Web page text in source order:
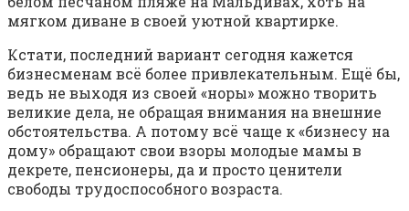
мягком диване в своей уютной квартирке.
Кстати, последний вариант сегодня кажется
бизнесменам всё более привлекательным. Ещё бы,
ведь не выходя из своей «норы» можно творить
великие дела, не обращая внимания на внешние
обстоятельства. А потому всё чаще к «бизнесу на
дому» обращают свои взоры молодые мамы в
декрете, пенсионеры, да и просто ценители
свободы трудоспособного возраста.